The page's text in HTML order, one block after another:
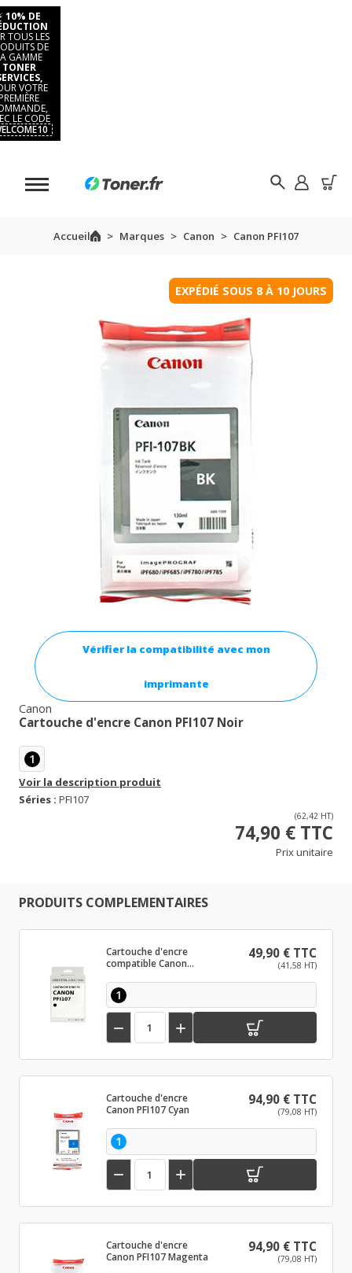
10% DE
TOUS LES
DE
GAMME
TONER
VOTRE
LE CODE
Accueil Marques Canon Canon PFI107
EXPÉDIÉ SOUS 8 À 10 JOURS
Vérifier la compatibilité avec mon
imprimante
Canon
Cartouche d'encre Canon PFI107 Noir
1
Voir la description produit
Séries : PFI107
(62,42 HT)
74,90 € TTC
Prix unitaire
PRODUITS COMPLEMENTAIRES
Cartouche d'encre
compatible Canon
49,90 € TTC
(41,58 HT)
1
 
Cartouche d'encre
Canon PFI107 Cyan
94,90 € TTC
(79,08 HT)
1
 
Cartouche d'encre
Canon PFI107 Magenta
94,90 € TTC
(79,08 HT)